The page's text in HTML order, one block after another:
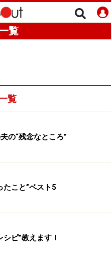
覧
覧
の“残念なところ”
たこと”ベスト5
ピ”教えます！